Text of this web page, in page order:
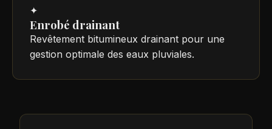
✦
Enrobé drainant
Revêtement bitumineux drainant pour une
gestion optimale des eaux pluviales.